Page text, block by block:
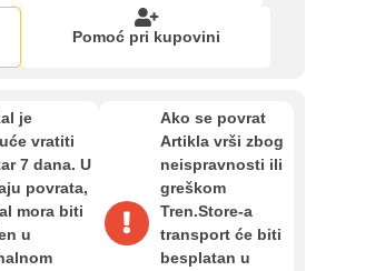
Pomoć pri kupovini
je
vratiti
7 dana. U
povrata,
mora biti
u
Ako se povrat
Artikla vrši zbog
neispravnosti ili
greškom
Tren.Store-a
transport će biti
besplatan u
Lista želja
Zahtjev za reklamaciju
Informacije o dostavi
Sparkasse banka
MasterCard
do 36 rata
Raiffeisen banka VISA
Magic Card do 36 rata